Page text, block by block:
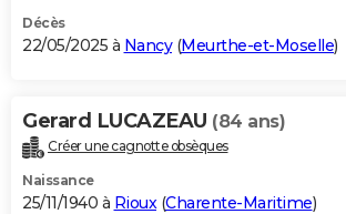
Décès
22/05/2025 à Nancy(Meurthe-et-Moselle)
Gerard LUCAZEAU (84 ans)
Créer une cagnotte obsèques
Naissance
25/11/1940 à Rioux (Charente-Maritime)